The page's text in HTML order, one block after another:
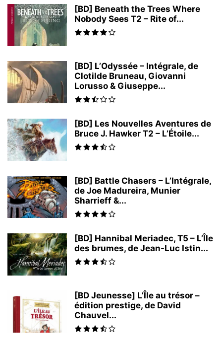
[BD] Beneath the Trees Where
Nobody Sees T2 – Rite of...
[BD] L’Odyssée – Intégrale, de
Clotilde Bruneau, Giovanni
Lorusso & Giuseppe...
[BD] Les Nouvelles Aventures de
Bruce J. Hawker T2 – L’Étoile...
[BD] Battle Chasers – L’Intégrale,
de Joe Madureira, Munier
Sharrieff &...
[BD] Hannibal Meriadec, T5 – L’Île
des brumes, de Jean-Luc Istin...
[BD Jeunesse] L’Île au trésor –
édition prestige, de David
Chauvel...